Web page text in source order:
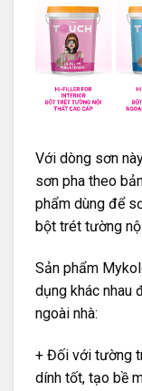
Với dòng sơn
sơn pha theo
phẩm dùng để
bột trét tường
Sản phẩm
dụng khác nhau
ngoài nhà:
+ Đối với tường
dính tốt, tạo bề